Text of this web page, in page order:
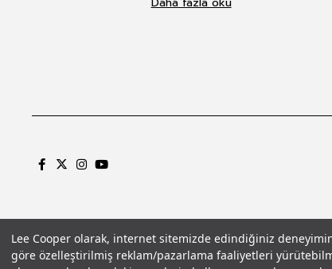
Lee Cooper olarak, internet sitemizde edindiğiniz
göre özelleştirilmiş reklam/pazarlama faaliyetleri
Gizlilik PolitikasıÇerez PolitikasıKVKK Aydınlatma MetniŞartlar